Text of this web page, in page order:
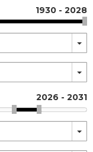
1930 - 2028
2026 - 2031